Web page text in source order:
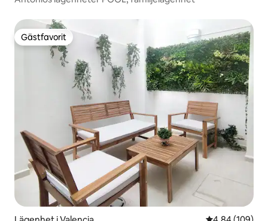
Gästfavorit
Gästfavorit